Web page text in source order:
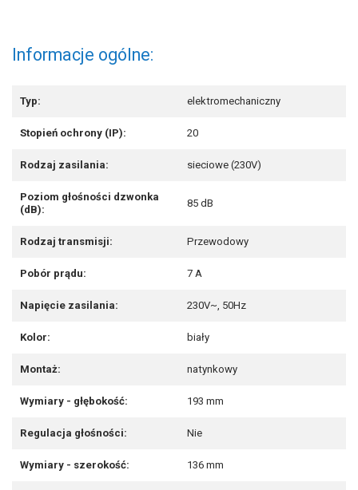
Informacje ogólne:
Typ: elektromechaniczny
Stopień ochrony (IP): 20
Rodzaj zasilania: sieciowe (230V)
Poziom głośności dzwonka
(dB):
85 dB
Rodzaj transmisji: Przewodowy
Pobór prądu: 7 A
Napięcie zasilania: 230V~, 50Hz
Kolor: biały
Montaż: natynkowy
Wymiary - głębokość: 193 mm
Regulacja głośności: Nie
Wymiary - szerokość: 136 mm